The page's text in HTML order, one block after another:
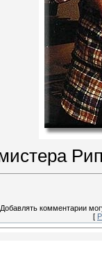
Добавлять комментарии
[